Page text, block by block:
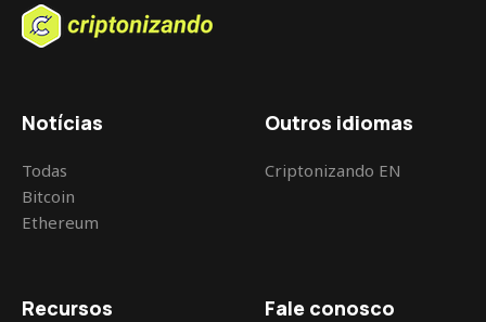
Notícias
Todas
Bitcoin
Ethereum
Outros idiomas
Criptonizando EN
Recursos Fale conosco